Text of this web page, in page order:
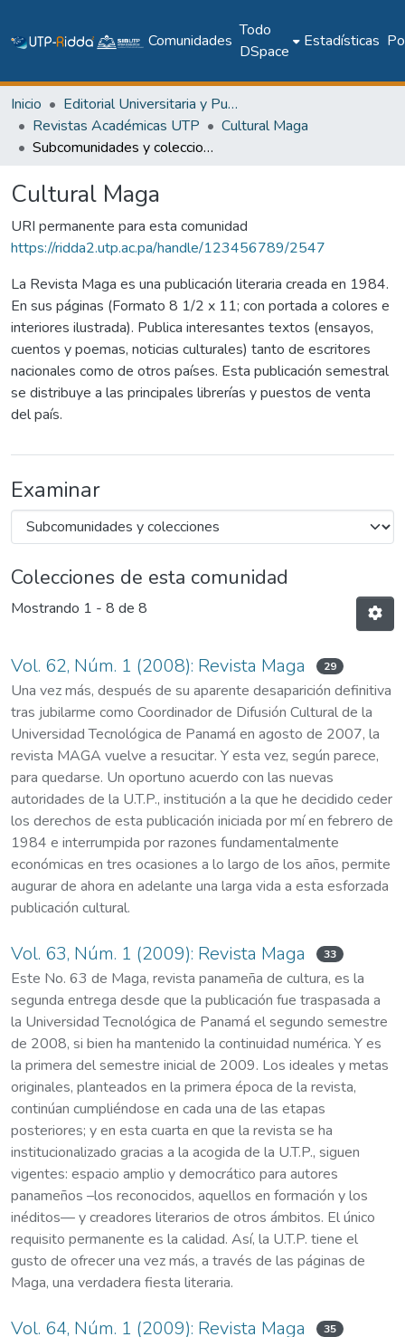
Comunidades
Todo
DSpace
Estadísticas
Inicio
Editorial Universitaria y Publicaciones Seriadas
Revistas Académicas UTP
Cultural Maga
Subcomunidades y colecciones
Cultural Maga
URI permanente para esta comunidad
https://ridda2.utp.ac.pa/handle/123456789/2547
La Revista Maga es una publicación literaria creada en 1984.
En sus páginas (Formato 8 1/2 x 11; con portada a colores e
interiores ilustrada). Publica interesantes textos (ensayos,
cuentos y poemas, noticias culturales) tanto de escritores
nacionales como de otros países. Esta publicación semestral
se distribuye a las principales librerías y puestos de venta
del país.
Examinar
Colecciones de esta comunidad
Mostrando 1 - 8 de 8
Vol. 62, Núm. 1 (2008): Revista Maga 29
Una vez más, después de su aparente desaparición definitiva
tras jubilarme como Coordinador de Difusión Cultural de la
Universidad Tecnológica de Panamá en agosto de 2007, la
revista MAGA vuelve a resucitar. Y esta vez, según parece,
para quedarse. Un oportuno acuerdo con las nuevas
autoridades de la U.T.P., institución a la que he decidido ceder
los derechos de esta publicación iniciada por mí en febrero de
1984 e interrumpida por razones fundamentalmente
económicas en tres ocasiones a lo largo de los años, permite
augurar de ahora en adelante una larga vida a esta esforzada
publicación cultural.
Vol. 63, Núm. 1 (2009): Revista Maga 33
Este No. 63 de Maga, revista panameña de cultura, es la
segunda entrega desde que la publicación fue traspasada a
la Universidad Tecnológica de Panamá el segundo semestre
de 2008, si bien ha mantenido la continuidad numérica. Y es
la primera del semestre inicial de 2009. Los ideales y metas
originales, planteados en la primera época de la revista,
continúan cumpliéndose en cada una de las etapas
posteriores; y en esta cuarta en que la revista se ha
institucionalizado gracias a la acogida de la U.T.P., siguen
vigentes: espacio amplio y democrático para autores
panameños –los reconocidos, aquellos en formación y los
inéditos— y creadores literarios de otros ámbitos. El único
requisito permanente es la calidad. Así, la U.T.P. tiene el
gusto de ofrecer una vez más, a través de las páginas de
Maga, una verdadera fiesta literaria.
Vol. 64, Núm. 1 (2009): Revista Maga 35